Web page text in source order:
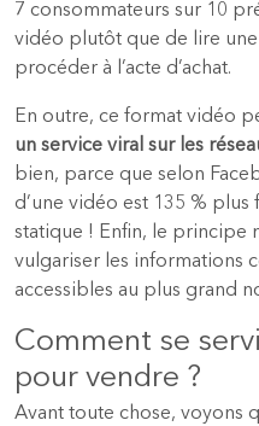
7 consommateurs sur 10
vidéo plutôt que de lire
procéder à l’acte d’achat.
En outre, ce format vidéo
un service viral sur les
bien, parce que selon
d’une vidéo est 135 %
statique ! Enfin, le principe
vulgariser les informations
accessibles au plus grand
Comment se
pour vendre ?
Avant toute chose, voyons